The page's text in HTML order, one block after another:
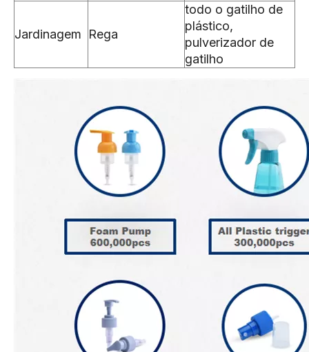
Jardinagem Rega
todo o gatilho de
plástico,
pulverizador de
gatilho